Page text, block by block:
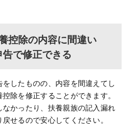
控除の内容に間違い
で修正できる
したものの、内容を間違えてし
除を修正することができます。
かったり、扶養親族の記入漏れ
せるので安心してください。